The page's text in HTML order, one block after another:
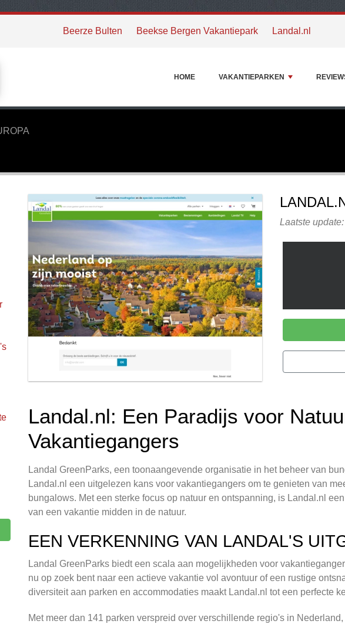
Beerze Bulten Beekse Bergen Vakantiepark Landal.nl
HOME VAKANTIEPARKEN
Laatste
Landal.nl: Een Paradijs voor
Vakantiegangers
Landal GreenParks, een toonaangevende organisatie in het beheer van
Landal.nl een uitgelezen kans voor vakantiegangers om te genieten van
bungalows. Met een sterke focus op natuur en ontspanning, is Landal.nl
van een vakantie midden in de natuur.
EEN VERKENNING VAN LANDAL'S
Landal GreenParks biedt een scala aan mogelijkheden voor
nu op zoek bent naar een actieve vakantie vol avontuur of een rustige
diversiteit aan parken en accommodaties maakt Landal.nl tot een perfecte
Met meer dan 141 parken verspreid over verschillende regio's in